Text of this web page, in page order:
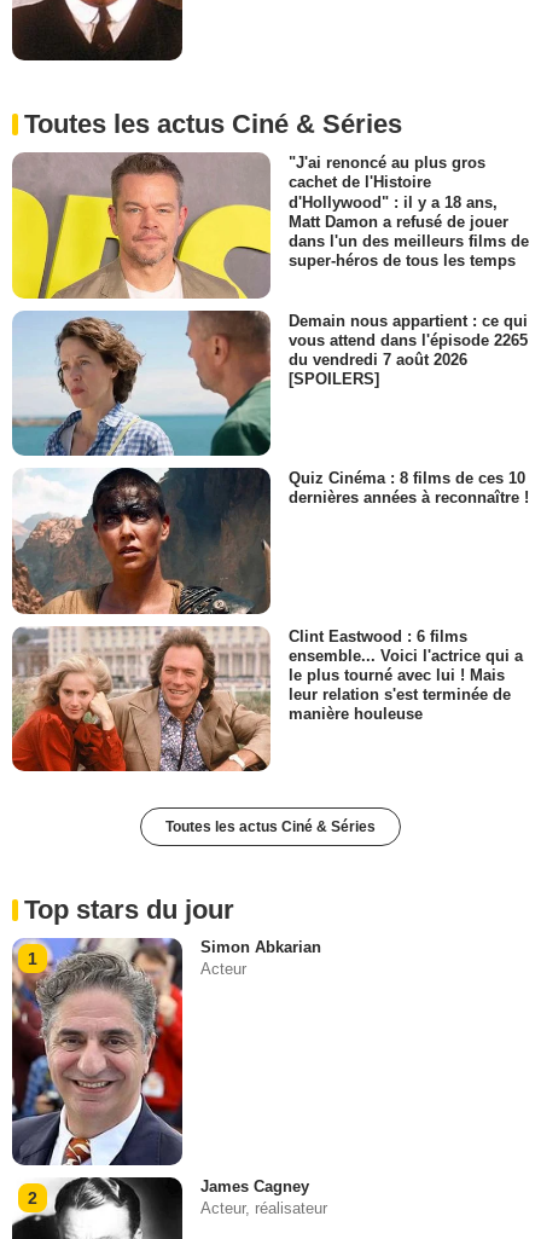
Toutes les actus Ciné & Séries
"J'ai renoncé au plus gros
cachet de l'Histoire
d'Hollywood" : il y a 18 ans,
Matt Damon a refusé de jouer
dans l'un des meilleurs films de
super-héros de tous les temps
Demain nous appartient : ce qui
vous attend dans l'épisode 2265
du vendredi 7 août 2026
[SPOILERS]
Quiz Cinéma : 8 films de ces 10
dernières années à reconnaître !
Clint Eastwood : 6 films
ensemble... Voici l'actrice qui a
le plus tourné avec lui ! Mais
leur relation s'est terminée de
manière houleuse
Toutes les actus Ciné & Séries
Top stars du jour
1
Simon Abkarian
Acteur
2
James Cagney
Acteur, réalisateur